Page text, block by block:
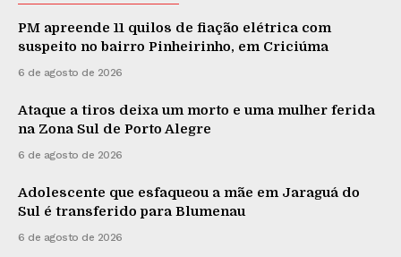
PM apreende 11 quilos de fiação elétrica com
suspeito no bairro Pinheirinho, em Criciúma
6 de agosto de 2026
Ataque a tiros deixa um morto e uma mulher ferida
na Zona Sul de Porto Alegre
6 de agosto de 2026
Adolescente que esfaqueou a mãe em Jaraguá do
Sul é transferido para Blumenau
6 de agosto de 2026